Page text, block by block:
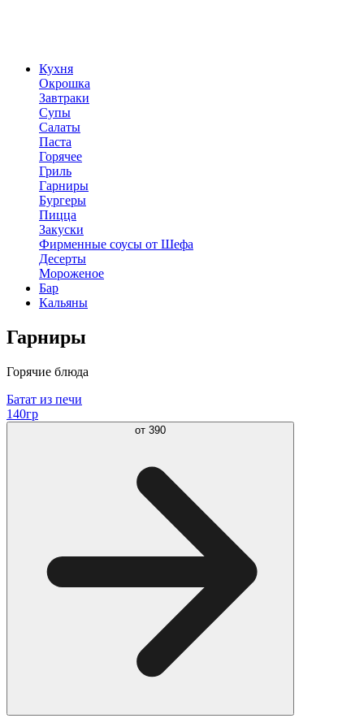
Кухня
Окрошка
Завтраки
Супы
Салаты
Паста
Горячее
Гриль
Гарниры
Бургеры
Пицца
Закуски
Фирменные соусы от Шефа
Десерты
Мороженое
Бар
Кальяны
Гарниры
Горячие блюда
Батат из печи
140гр
от 390